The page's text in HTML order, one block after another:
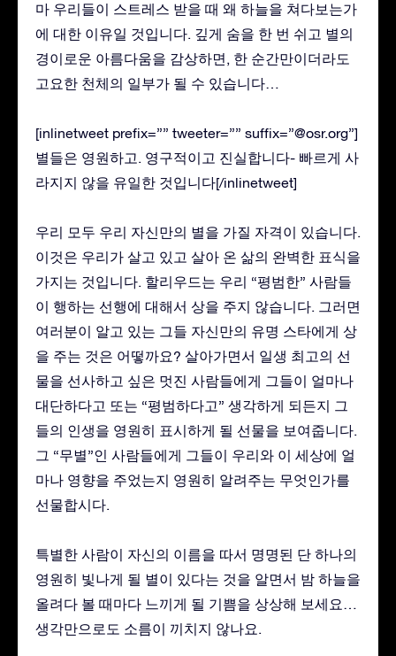
마 우리들이 스트레스 받을 때 왜 하늘을 쳐다보는가
에 대한 이유일 것입니다. 깊게 숨을 한 번 쉬고 별의
경이로운 아름다움을 감상하면, 한 순간만이더라도
고요한 천체의 일부가 될 수 있습니다…
[inlinetweet prefix=”” tweeter=”” suffix=”@osr.org”]
별들은 영원하고. 영구적이고 진실합니다- 빠르게 사
라지지 않을 유일한 것입니다[/inlinetweet]
우리 모두 우리 자신만의 별을 가질 자격이 있습니다.
이것은 우리가 살고 있고 살아 온 삶의 완벽한 표식을
가지는 것입니다. 할리우드는 우리 “평범한” 사람들
이 행하는 선행에 대해서 상을 주지 않습니다. 그러면
여러분이 알고 있는 그들 자신만의 유명 스타에게 상
을 주는 것은 어떻까요? 살아가면서 일생 최고의 선
물을 선사하고 싶은 멋진 사람들에게 그들이 얼마나
대단하다고 또는 “평범하다고” 생각하게 되든지 그
들의 인생을 영원히 표시하게 될 선물을 보여줍니다.
그 “무별”인 사람들에게 그들이 우리와 이 세상에 얼
마나 영향을 주었는지 영원히 알려주는 무엇인가를
선물합시다.
특별한 사람이 자신의 이름을 따서 명명된 단 하나의
영원히 빛나게 될 별이 있다는 것을 알면서 밤 하늘을
올려다 볼 때마다 느끼게 될 기쁨을 상상해 보세요…
생각만으로도 소름이 끼치지 않나요.